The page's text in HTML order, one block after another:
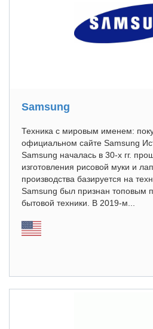
Samsung
Техника с мировым именем:
официальном сайте Samsung
Samsung началась в 30-х гг.
изготовления рисовой муки и
производства базируется на
Samsung был признан топовым
бытовой техники. В 2019-м...